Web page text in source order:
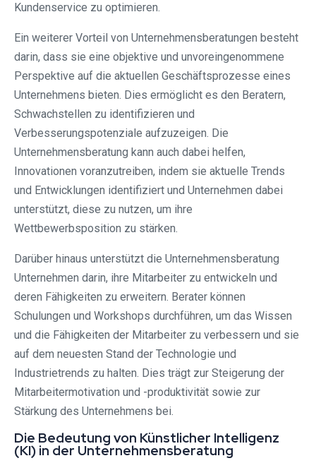
Kundenservice zu optimieren.
Ein weiterer Vorteil von Unternehmensberatungen besteht
darin, dass sie eine objektive und unvoreingenommene
Perspektive auf die aktuellen Geschäftsprozesse eines
Unternehmens bieten. Dies ermöglicht es den Beratern,
Schwachstellen zu identifizieren und
Verbesserungspotenziale aufzuzeigen. Die
Unternehmensberatung kann auch dabei helfen,
Innovationen voranzutreiben, indem sie aktuelle Trends
und Entwicklungen identifiziert und Unternehmen dabei
unterstützt, diese zu nutzen, um ihre
Wettbewerbsposition zu stärken.
Darüber hinaus unterstützt die Unternehmensberatung
Unternehmen darin, ihre Mitarbeiter zu entwickeln und
deren Fähigkeiten zu erweitern. Berater können
Schulungen und Workshops durchführen, um das Wissen
und die Fähigkeiten der Mitarbeiter zu verbessern und sie
auf dem neuesten Stand der Technologie und
Industrietrends zu halten. Dies trägt zur Steigerung der
Mitarbeitermotivation und -produktivität sowie zur
Stärkung des Unternehmens bei.
Die Bedeutung von Künstlicher Intelligenz
(KI) in der Unternehmensberatung